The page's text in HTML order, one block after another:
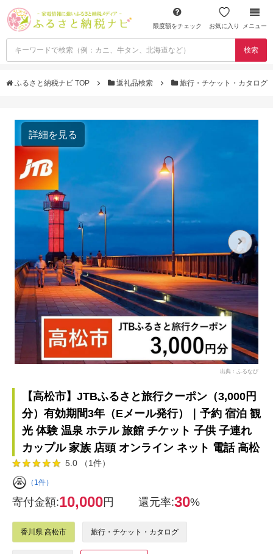
限度額をチェック お気に入り メニュー
検索
ふるさと納税ナビ TOP 返礼品検索 旅行・チケット・カタログ
詳細を見る
出典：ふるなび
【高松市】JTBふるさと旅行クーポン（3,000円
分）有効期間3年（Eメール発行）｜予約 宿泊 観
光 体験 温泉 ホテル 旅館 チケット 子供 子連れ
カップル 家族 店頭 オンライン ネット 電話 高松
5.0 （1件）
（1件）
寄付金額:10,000円 還元率:30%
香川県 高松市 旅行・チケット・カタログ